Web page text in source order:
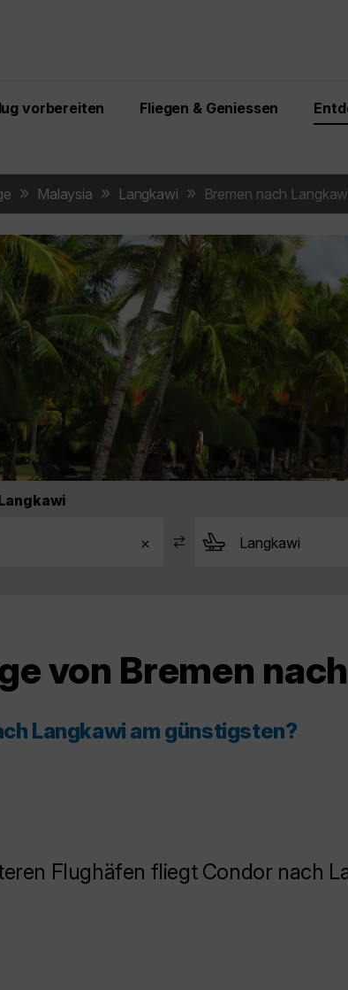
vorbereiten Fliegen & Geniessen
Malaysia Langkawi Bremen nach
von Bremen
Langkawi am günstigsten?
Flughäfen fliegt Condor nach